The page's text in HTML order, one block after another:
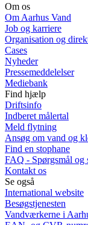
Om os
Om Aarhus Vand
Job og karriere
Organisation og
Cases
Nyheder
Pressemeddelelser
Mediebank
Find hjælp
Driftsinfo
Indberet målertal
Meld flytning
Ansøg om vand og
Find en stophane
FAQ - Spørgsmål og
Kontakt os
Se også
International website
Besøgstjenesten
Vandværkerne i